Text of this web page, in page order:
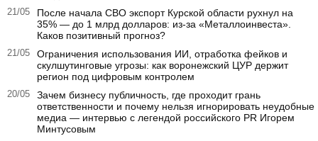
21/05
После начала СВО экспорт Курской области рухнул на
35% — до 1 млрд долларов: из-за «Металлоинвеста».
Каков позитивный прогноз?
21/05
Ограничения использования ИИ, отработка фейков и
скулшутинговые угрозы: как воронежский ЦУР держит
регион под цифровым контролем
20/05
Зачем бизнесу публичность, где проходит грань
ответственности и почему нельзя игнорировать неудобные
медиа — интервью с легендой российского PR Игорем
Минтусовым